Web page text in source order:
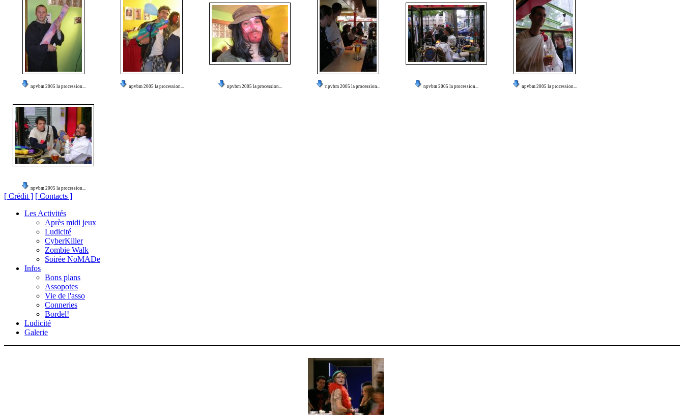
npvbm 2005 la procession... npvbm 2005 la procession... npvbm 2005 la procession... npvbm 2005 la procession... npvbm 2005 la procession... npvbm 2005 la procession...
npvbm 2005 la procession...
[ Crédit ] [ Contacts ]
Les Activités
Après midi jeux
Ludicité
CyberKiller
Zombie Walk
Soirée NoMADe
Infos
Bons plans
Assopotes
Vie de l'asso
Conneries
Bordel!
Ludicité
Galerie